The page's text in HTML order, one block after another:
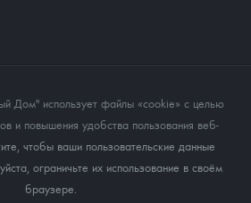
Дом" использует файлы «cookie» с целью
и повышения удобства пользования веб-
чтобы ваши пользовательские данные
ограничьте их использование в своём
браузере.